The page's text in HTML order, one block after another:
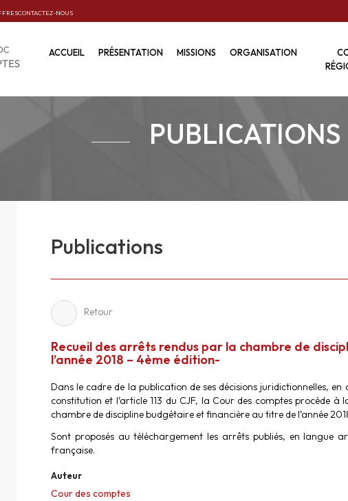
CONTACTEZ-NOUS
ACCUEIL PRÉSENTATION MISSIONS ORGANISATION
PUBLICATIONS
Publications
Retour
Recueil des arrêts rendus par la chambre de
l’année 2018 – 4ème édition-
Dans le cadre de la publication de ses décisions juridictionnelles, en
constitution et l’article 113 du CJF, la Cour des comptes procède
chambre de discipline budgétaire et financière au titre de l’année
Sont proposés au téléchargement les arrêts publiés, en langue
française.
Auteur
Cour des comptes